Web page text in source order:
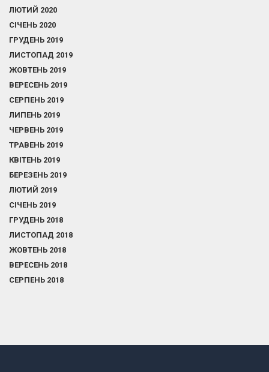
ЛЮТИЙ 2020
СІЧЕНЬ 2020
ГРУДЕНЬ 2019
ЛИСТОПАД 2019
ЖОВТЕНЬ 2019
ВЕРЕСЕНЬ 2019
СЕРПЕНЬ 2019
ЛИПЕНЬ 2019
ЧЕРВЕНЬ 2019
ТРАВЕНЬ 2019
КВІТЕНЬ 2019
БЕРЕЗЕНЬ 2019
ЛЮТИЙ 2019
СІЧЕНЬ 2019
ГРУДЕНЬ 2018
ЛИСТОПАД 2018
ЖОВТЕНЬ 2018
ВЕРЕСЕНЬ 2018
СЕРПЕНЬ 2018